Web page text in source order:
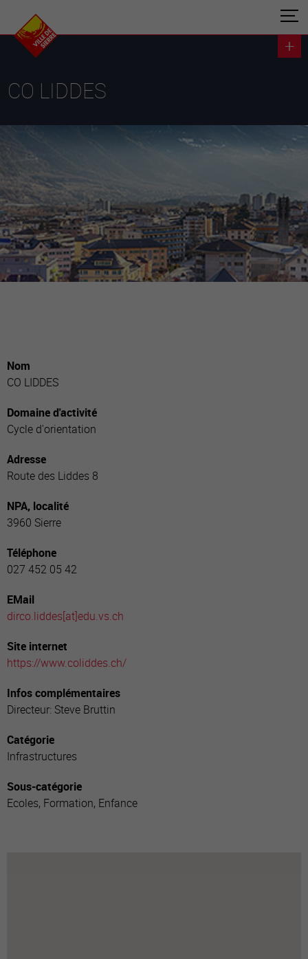
CO LIDDES
Nom
CO LIDDES
Domaine d'activité
Cycle d'orientation
Adresse
Route des Liddes 8
NPA, localité
3960 Sierre
Téléphone
027 452 05 42
EMail
dirco.liddes[at]edu.vs.ch
Site internet
https://www.coliddes.ch/
Infos complémentaires
Directeur: Steve Bruttin
Catégorie
Infrastructures
Sous-catégorie
Ecoles, Formation, Enfance